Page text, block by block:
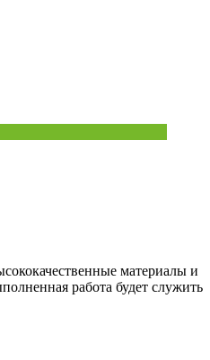
материалы и
работа будет служить